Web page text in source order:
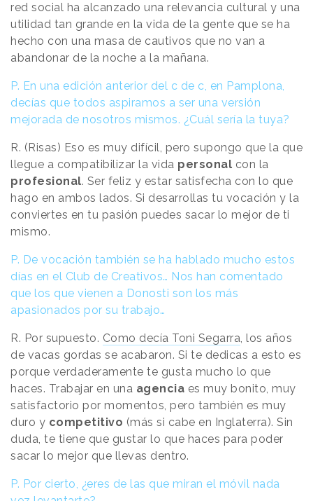
red social ha alcanzado una relevancia cultural y una
utilidad tan grande en la vida de la gente que se ha
hecho con una masa de cautivos que no van a
abandonar de la noche a la mañana.
P. En una edición anterior del c de c, en Pamplona,
decías que todos aspiramos a ser una versión
mejorada de nosotros mismos. ¿Cuál sería la tuya?
R. (Risas) Eso es muy difícil, pero supongo que la que
llegue a compatibilizar la vida personal con la
profesional. Ser feliz y estar satisfecha con lo que
hago en ambos lados. Si desarrollas tu vocación y la
conviertes en tu pasión puedes sacar lo mejor de ti
mismo.
P. De vocación también se ha hablado mucho estos
días en el Club de Creativos… Nos han comentado
que los que vienen a Donosti son los más
apasionados por su trabajo…
R. Por supuesto. Como decía Toni Segarra, los años
de vacas gordas se acabaron. Si te dedicas a esto es
porque verdaderamente te gusta mucho lo que
haces. Trabajar en una agencia es muy bonito, muy
satisfactorio por momentos, pero también es muy
duro y competitivo (más si cabe en Inglaterra). Sin
duda, te tiene que gustar lo que haces para poder
sacar lo mejor que llevas dentro.
P. Por cierto, ¿eres de las que miran el móvil nada